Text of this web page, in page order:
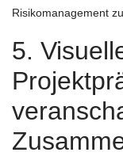
Risikomanagement
5.